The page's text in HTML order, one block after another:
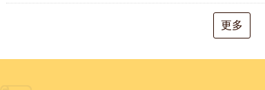
更多